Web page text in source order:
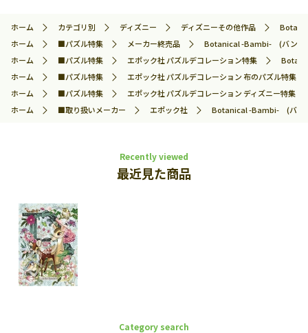
ホーム カテゴリ別 ディズニー ディズニーその他作品
ホーム
■パズル特集 メーカー終売品
Botanical -Bambi- (バンビ
ホーム
■パズル特集 エポック社 パズルデコレーション特集
ホーム
■パズル特集
エポック社 パズルデコレーション 布のパズル特集
ホーム
■パズル特集
エポック社 パズルデコレーション ディズニー特集
ホーム
■取り扱いメーカー エポック社 Botanical -Bambi- (バン
Recently viewed
最近見た商品
Category search